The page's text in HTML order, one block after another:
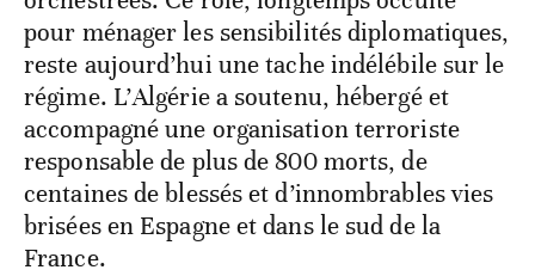
pour ménager les sensibilités diplomatiques,
reste aujourd’hui une tache indélébile sur le
régime. L’Algérie a soutenu, hébergé et
accompagné une organisation terroriste
responsable de plus de 800 morts, de
centaines de blessés et d’innombrables vies
brisées en Espagne et dans le sud de la
France.